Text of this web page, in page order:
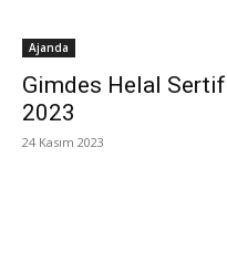
Ajanda
Gimdes Helal
2023
24 Kasım 2023